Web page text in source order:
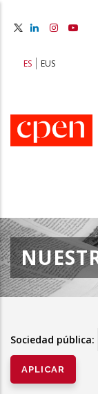
principal
ES EUS
Sociedad pública: